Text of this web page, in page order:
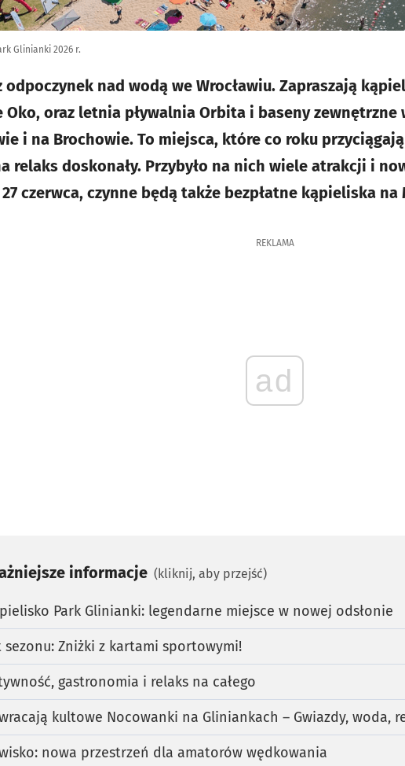
Glinianki 2026 r.
odpoczynek nad wodą we Wrocławiu. Zapraszają
Oko, oraz letnia pływalnia Orbita i baseny zewnętrzne
i na Brochowie. To miejsca, które co roku
relaks doskonały. Przybyło na nich wiele atrakcji i
czerwca, czynne będą także bezpłatne kąpieliska
REKLAMA
ad
informacje (kliknij, aby przejść)
Park Glinianki: legendarne miejsce w nowej odsłonie
sezonu: Zniżki z kartami sportowymi!
gastronomia i relaks na całego
kultowe Nocowanki na Gliniankach – Gwiazdy, woda,
nowa przestrzeń dla amatorów wędkowania